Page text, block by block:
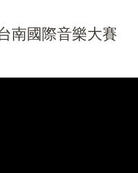
南國際音樂大賽